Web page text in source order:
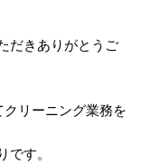
だきありがとうご
リーニング業務を
です。